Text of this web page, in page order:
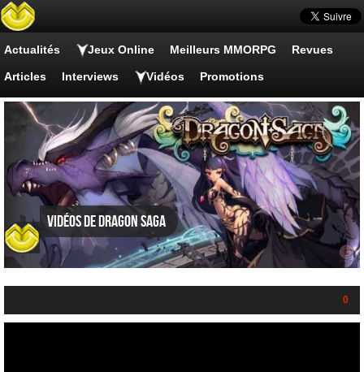
Actualités Jeux Online Meilleurs MMORPG Revues
Articles Interviews Vidéos Promotions
Vidéos de Dragon Saga
0